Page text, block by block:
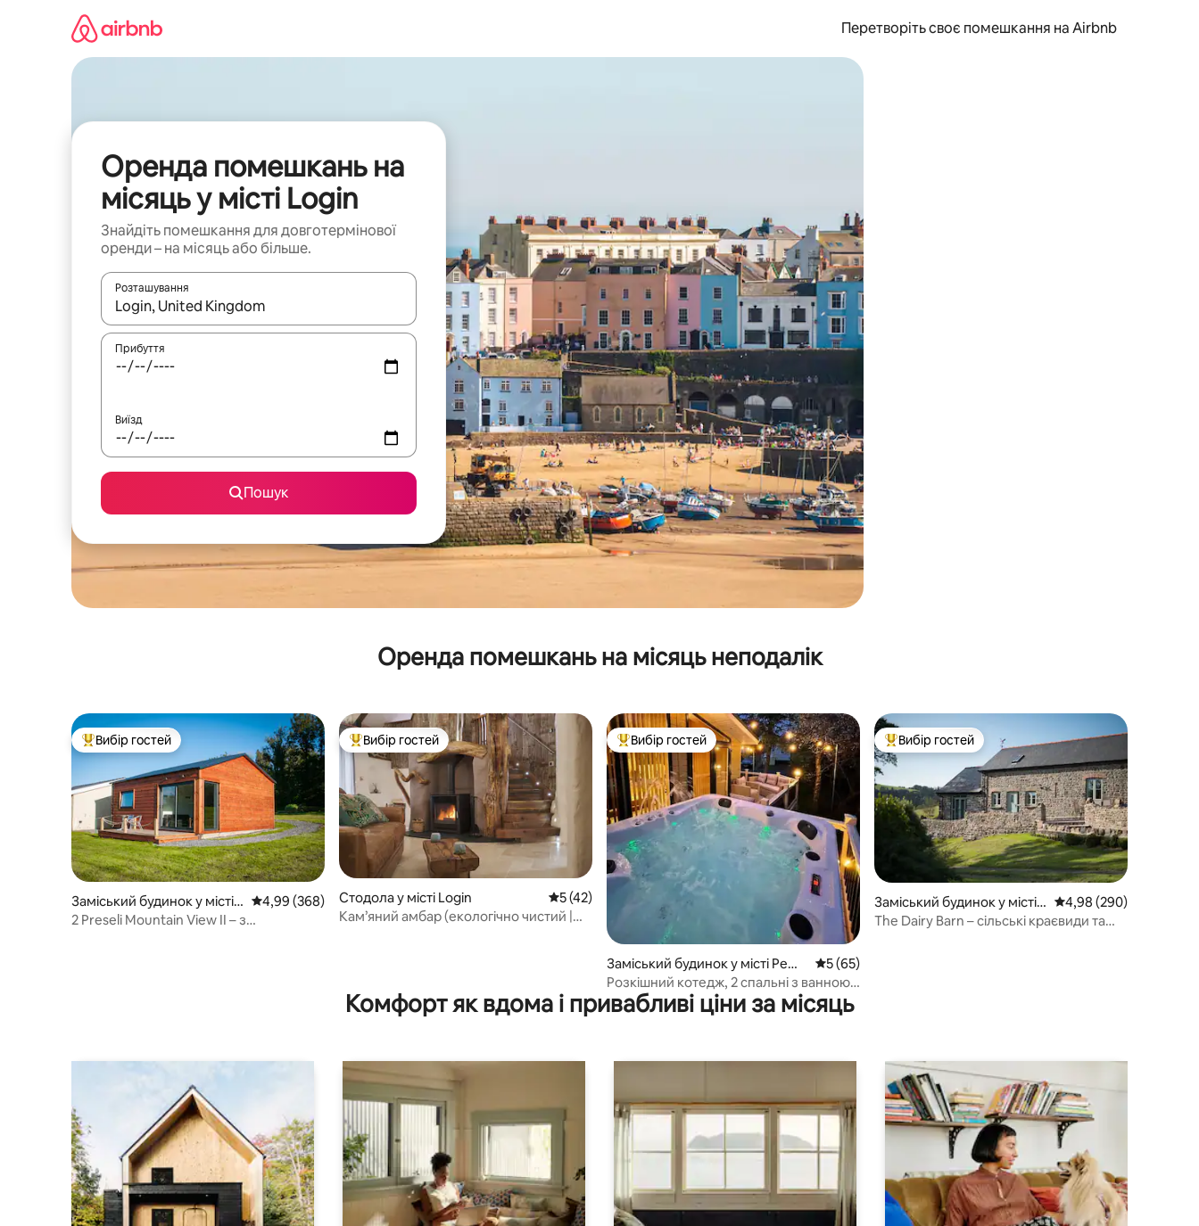
Перетворіть своє помешкання на Airbnb
Оренда помешкань на
місяць у місті Login
Знайдіть помешкання для довготермінової
оренди – на місяць або більше.
Розташування
Отримавши результати пошуку, використовуйте для навігації сторінкою клавіші зі стрілками вгору та вниз або жести дотику та гортання.
Прибуття
Виїзд
Пошук
Оренда помешкань на місяць неподалік
Топ вибір гостей
Вибір гостей
Заміський будинок у місті
Hebron
Середня оцінка: 4,99 з 5, відгуки: 368
4,99 (368)
2 Preseli Mountain View II – з
Топ вибір гостей
Вибір гостей
Стодола у місті Login Середня оцінка: 5 з 5, відгуки: 42
5 (42)
Кам’яний амбар (екологічно чистий |
Топ вибір гостей
Вибір гостей
Заміський будинок у місті Pemb
rokeshire
Середня оцінка: 5 з 5, відгуки: 65
5 (65)
Розкішний котедж, 2 спальні з ванною
кімнатою та гідромасажною ванною
Топ вибір гостей
Вибір гостей
Заміський будинок у місті
Уїтленд
Середня оцінка: 4,98 з
4,98 (290)
The Dairy Barn – сільські краєвиди та
Комфорт як вдома і привабливі ціни за місяць